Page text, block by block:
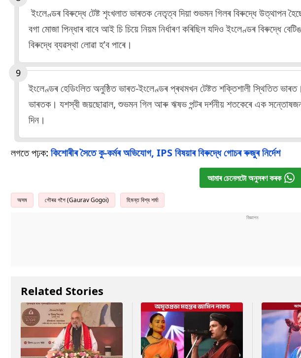
ইংলেণ্ডৰ বিৰুদ্ধে টেষ্ট শৃংখলাত ভাৰতক নেতৃত্ব দিয়া শুভমন গিলৰ বিৰুদ্ধে উত্থাপন
বগা মোজা পিন্ধাৰ বাবে আই চি চিয়ে নিয়ম নিৰ্ধাৰণ কৰিছিল যদিও ইংলেণ্ডৰ বিৰুদ্ধে
বিৰুদ্ধে ব্যৱস্থা লোৱা হ’ব পাৰে।
ইংলেণ্ডৰ হেডিংলিত অনুষ্ঠিত ভাৰত-ইংলেণ্ডৰ প্ৰথমখন টেষ্টত শক্তিশালী স্থিতিত
ভাৰতক। যশস্বী জয়ছোৱাল, শুভমন গিল আৰু ঋষভ পন্টৰ দৰ্শনীয় শতকেৰে এক
দিন।
লগতে পঢ়ক: কিশোৰীৰ সৈতে কু-কৰ্মৰ অভিযোগ, IPS বিষয়াৰ বিৰুদ্ধে গোচৰ ৰুজুৰ নিৰ্দেশ
আমাৰ চেনেলটো অনুসৰণ কৰক
অসম গৌৰৱ গগৈ (Gaurav Gogoi) হিমন্ত বিশ্ব শৰ্মা
Related Stories